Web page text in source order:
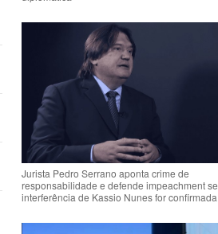
Jurista Pedro Serrano aponta crime de
responsabilidade e defende impeachment se
interferência de Kassio Nunes for confirmada